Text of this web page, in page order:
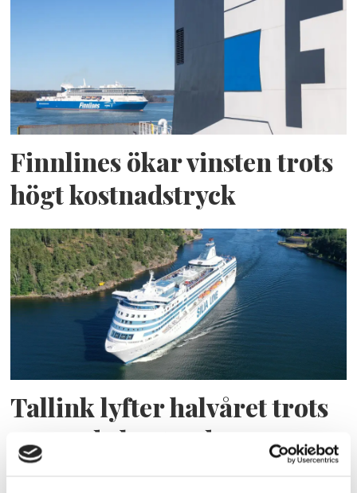
Finnlines ökar vinsten trots
högt kostnadstryck
Tallink lyfter halvåret trots
pressade kostnader